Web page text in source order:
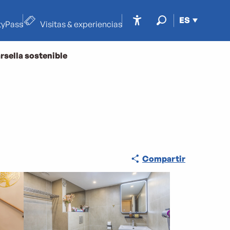
ES
Visitas & experiencias
sostenible
Compartir